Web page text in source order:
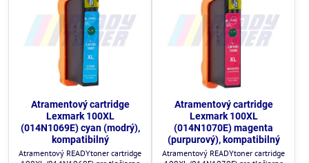
Atramentový cartridge
Lexmark 100XL
(014N1069E) cyan (modrý),
kompatibilný
Atramentový READYtoner cartridge
Atramentový cartridge
Lexmark 100XL
(014N1070E) magenta
(purpurový), kompatibilný
Atramentový READYtoner cartridge